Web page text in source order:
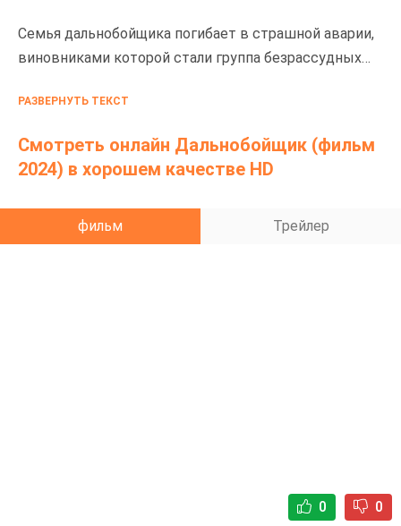
Семья дальнобойщика погибает в страшной аварии,
виновниками которой стали группа безрассудных
таинственным стариком, дальнобойщик жестоко
РАЗВЕРНУТЬ ТЕКСТ
Смотреть онлайн Дальнобойщик (фильм
2024) в хорошем качестве HD
фильм Трейлер
0 0